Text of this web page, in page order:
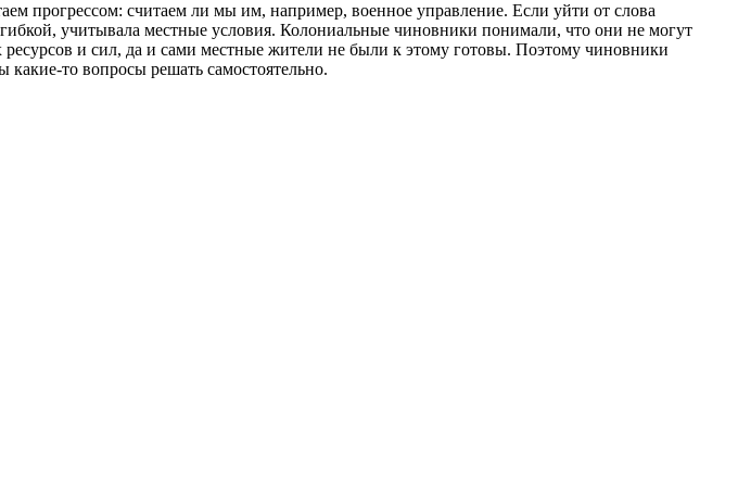
прогрессом: считаем ли мы им, например, военное управление. Если уйти от слова
учитывала местные условия. Колониальные чиновники понимали, что они не могут
ресурсов и сил, да и сами местные жители не были к этому готовы. Поэтому чиновники
то вопросы решать самостоятельно.